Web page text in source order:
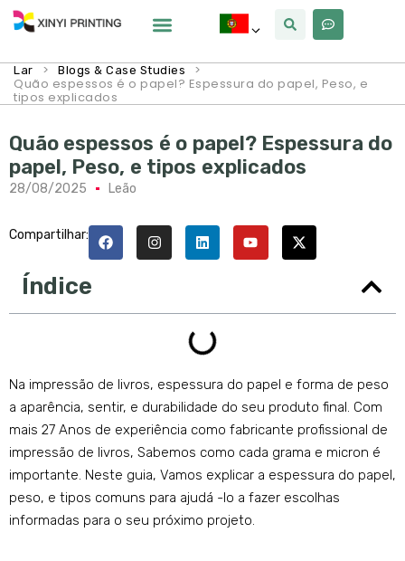
Lar > Blogs & Case Studies >
Quão espessos é o papel? Espessura do papel, Peso, e
tipos explicados
Quão espessos é o papel? Espessura do
papel, Peso, e tipos explicados
28/08/2025 Leão
Compartilhar:
Índice
Na impressão de livros, espessura do papel e forma de peso
a aparência, sentir, e durabilidade do seu produto final. Com
mais 27 Anos de experiência como fabricante profissional de
impressão de livros, Sabemos como cada grama e micron é
importante. Neste guia, Vamos explicar a espessura do papel,
peso, e tipos comuns para ajudá -lo a fazer escolhas
informadas para o seu próximo projeto.